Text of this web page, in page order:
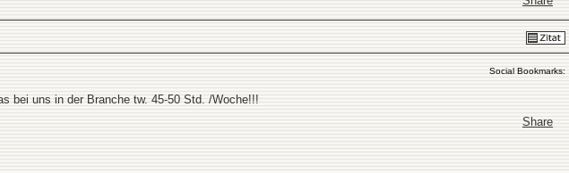
Social Bookmarks:
bei uns in der Branche tw. 45-50 Std. /Woche!!!
Share